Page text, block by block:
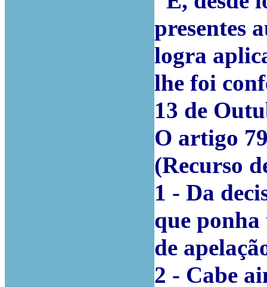
presentes
logra
lhe foi
13 de
O artigo
(Recurso
1 - Da
que ponha
de
2 - Cabe